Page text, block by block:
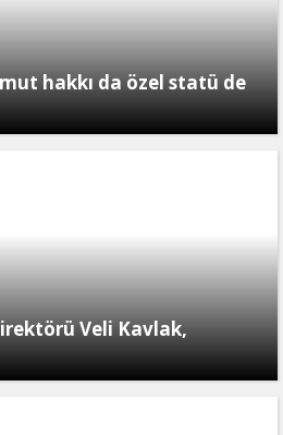
hakkı da özel statü de
Veli Kavlak,